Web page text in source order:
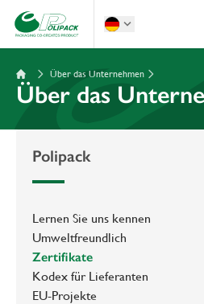
Über das Unternehmen
Über das
Polipack
Lernen Sie uns kennen
Umweltfreundlich
Zertifikate
Kodex für Lieferanten
EU-Projekte